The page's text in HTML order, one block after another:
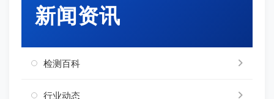
新闻资讯
检测百科
行业动态